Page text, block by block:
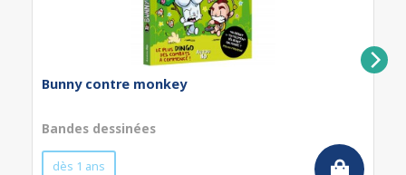
Bunny contre monkey
Bandes dessinées
dès 1 ans